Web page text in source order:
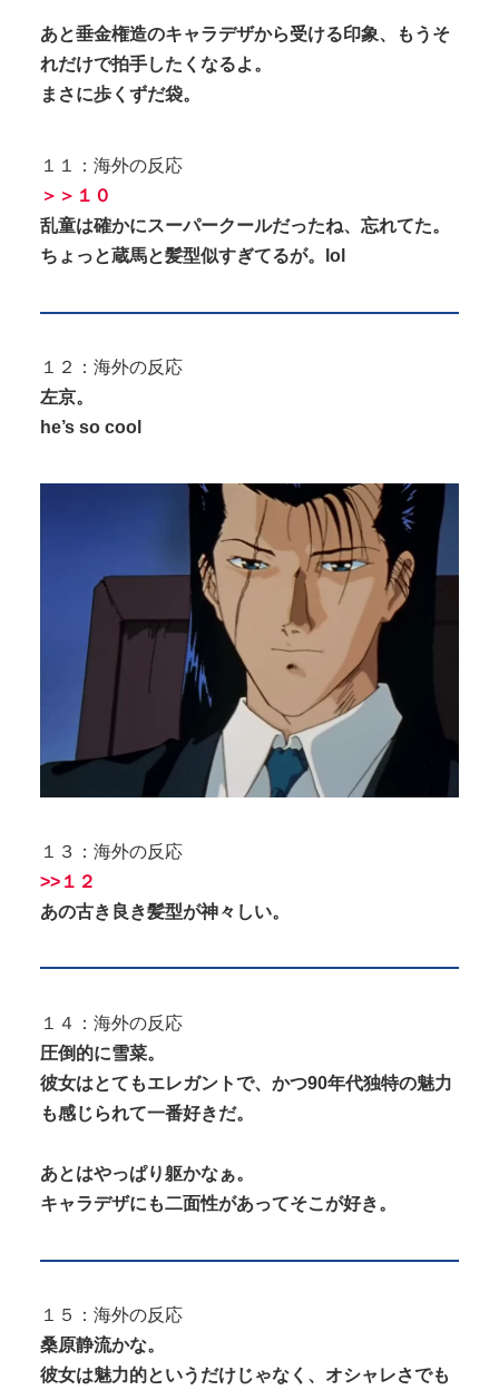
あと垂金権造のキャラデザから受ける印象、もうそ
れだけで拍手したくなるよ。
まさに歩くずだ袋。
１１：海外の反応
＞＞１０
乱童は確かにスーパークールだったね、忘れてた。
ちょっと蔵馬と髪型似すぎてるが。lol
１２：海外の反応
左京。
he’s so cool
１３：海外の反応
>>１２
あの古き良き髪型が神々しい。
１４：海外の反応
圧倒的に雪菜。
彼女はとてもエレガントで、かつ90年代独特の魅力
も感じられて一番好きだ。
あとはやっぱり躯かなぁ。
キャラデザにも二面性があってそこが好き。
１５：海外の反応
桑原静流かな。
彼女は魅力的というだけじゃなく、オシャレさでも